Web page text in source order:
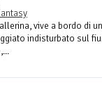
vive a bordo di
indisturbato sul